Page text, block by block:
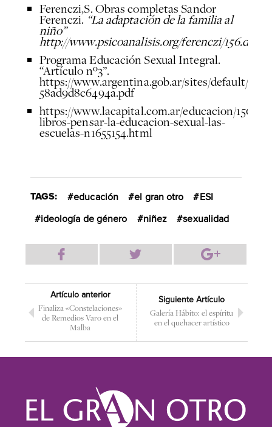
Ferenczi,S. Obras completas Sandor
Ferenczi. “La adaptación de la familia al
niño”
http://www.psicoanalisis.org/ferenczi/156.doc
Programa Educación Sexual Integral.
“Artículo nº3”.
https://www.argentina.gob.ar/sites/default/
58ad9d8c6494a.pdf
https://www.lacapital.com.ar/educacion/150-
libros-pensar-la-educacion-sexual-las-
escuelas-n1655154.html
TAGS: educación el gran otro
ESI
ideología de género
niñez sexualidad
Artículo anterior
Finaliza «Constelaciones»
de Remedios Varo en el
Malba
Siguiente Artículo
Galería Hábito: el espíritu
en el quehacer artístico